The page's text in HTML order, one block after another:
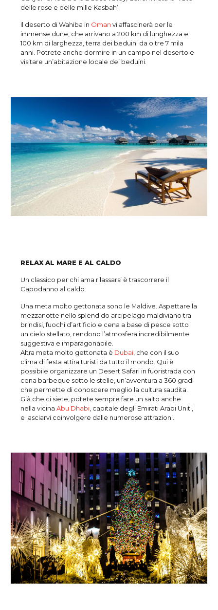
delle rose e delle mille Kasbah’.
Il deserto di Wahiba in Oman vi affascinerà per le
immense dune, che arrivano a 200 km di lunghezza e
100 km di larghezza, terra dei beduini da oltre 7 mila
anni. Potrete anche dormire in un campo nel deserto e
visitare un’abitazione locale dei beduini.
RELAX AL MARE E AL CALDO
Un classico per chi ama rilassarsi è trascorrere il
Capodanno al caldo.
Una meta molto gettonata sono le Maldive. Aspettare la
mezzanotte nello splendido arcipelago maldiviano tra
brindisi, fuochi d’artificio e cena a base di pesce sotto
un cielo stellato, rendono l’atmosfera incredibilmente
suggestiva e imparagonabile.
Altra meta molto gettonata è Dubai , che con il suo
clima di festa attira turisti da tutto il mondo. Qui è
possibile organizzare un Desert Safari in fuoristrada con
cena barbeque sotto le stelle, un’avventura a 360 gradi
che permette di conoscere meglio la cultura saudita.
Già che ci siete, potete sempre fare un salto anche
nella vicinaAbu Dhabi , capitale degli Emirati Arabi Uniti,
e lasciarvi coinvolgere dalle numerose attrazioni.